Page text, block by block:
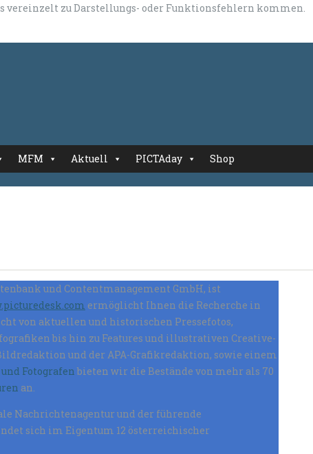
vereinzelt zu Darstellungs- oder Funktionsfehlern kommen.
MFM Aktuell PICTAday Shop
und Contentmanagement GmbH, ist
ermöglicht Ihnen die Recherche in
von aktuellen und historischen Pressefotos,
bis hin zu Features und illustrativen Creative-
und der APA-Grafikredaktion, sowie einem
Fotografen bieten wir die Bestände von mehr als 70
an.
Nachrichtenagentur und der führende
sich im Eigentum 12 österreichischer